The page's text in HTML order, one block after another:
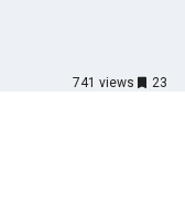
741 views 23